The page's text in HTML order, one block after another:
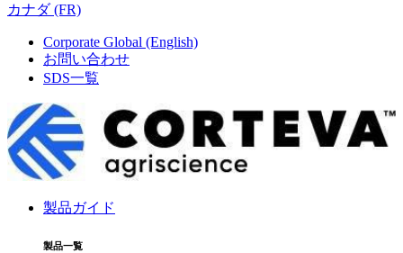
カナダ (FR)
Corporate Global (English)
お問い合わせ
SDS一覧
製品ガイド
製品一覧